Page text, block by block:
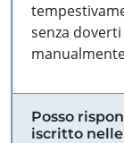
senza
Posso
iscritto nelle